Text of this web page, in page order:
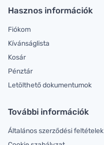
Hasznos információk
Fiókom
Kívánságlista
Kosár
Pénztár
Letölthető dokumentumok
További információk
Általános szerződési feltételek